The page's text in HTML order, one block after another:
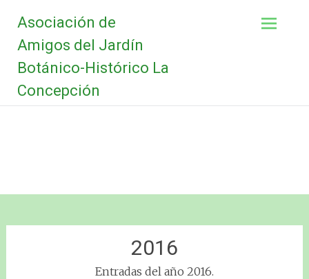
contenido
Asociación de
Amigos del Jardín
Botánico-Histórico La
Concepción
2016
Entradas del año 2016.